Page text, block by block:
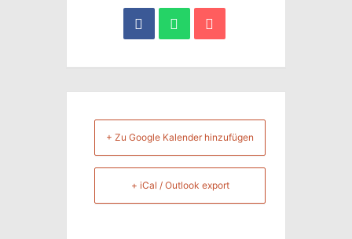
+ Zu Google Kalender hinzufügen
+ iCal / Outlook export